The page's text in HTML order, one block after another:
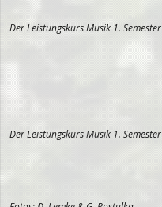
Der Leistungskurs Musik 1. Semester
Der Leistungskurs Musik 1. Semester